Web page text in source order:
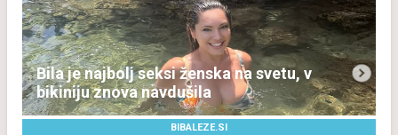
Bila je najbolj seksi ženska na svetu, v
bikiniju znova navdušila
BIBALEZE.SI